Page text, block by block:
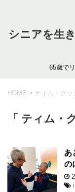
シニアを生
65歳で
HOME > ティム・クッ
「 ティム・
あ
の